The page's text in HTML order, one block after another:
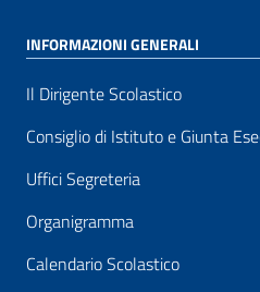
INFORMAZIONI GENERALI
Il Dirigente Scolastico
Consiglio di Istituto e Giunta
Uffici Segreteria
Organigramma
Calendario Scolastico